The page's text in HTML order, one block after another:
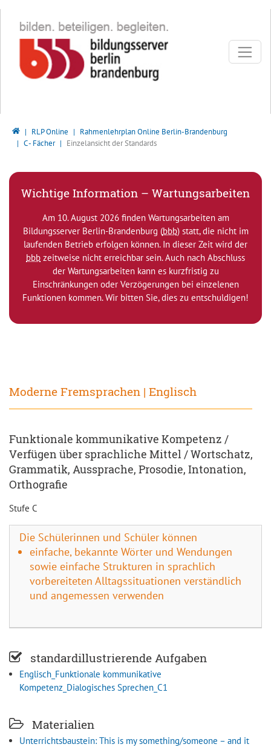
Bildungsserver Berlin - Brandenburg
RLP Online
Rahmenlehrplan Online Berlin-Brandenburg
C - Fächer
Einzelansicht der Standards
Wichtige Information – Wartungsarbeiten
Am 10. August 2026 finden Wartungsarbeiten am
Bildungsserver Berlin-Brandenburg (bbb) statt, die nicht im
laufenden Betrieb erfolgen können. In dieser Zeit wird der
bbb zeitweise nicht erreichbar sein. Auch nach Abschluss
der Wartungsarbeiten kann es kurzfristig zu
Einschränkungen oder Verzögerungen bei einzelenen
Funktionen kommen. Wir bitten Sie, dies zu entschuldigen!
Moderne Fremsprachen | Englisch
Funktionale kommunikative Kompetenz /
Verfügen über sprachliche Mittel / Wortschatz,
Grammatik, Aussprache, Prosodie, Intonation,
Orthografie
Stufe C
Die Schülerinnen und Schüler können
einfache, bekannte Wörter und Wendungen
sowie einfache Strukturen in sprachlich
vorbereiteten Alltagssituationen verständlich
und angemessen verwenden
standardillustrierende Aufgaben
Englisch_Funktionale kommunikative
Kompetenz_Dialogisches Sprechen_C1
Materialien
Unterrichtsbaustein: This is my something/someone – and it